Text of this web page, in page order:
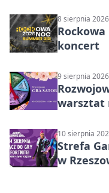
8 sierpnia
Rockowa
koncert
9 sierpnia
warsztat
10 sierpnia
Strefa
w